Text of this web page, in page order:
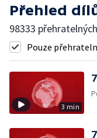
Přehled
98333 přehratelných
Pouze
3 min